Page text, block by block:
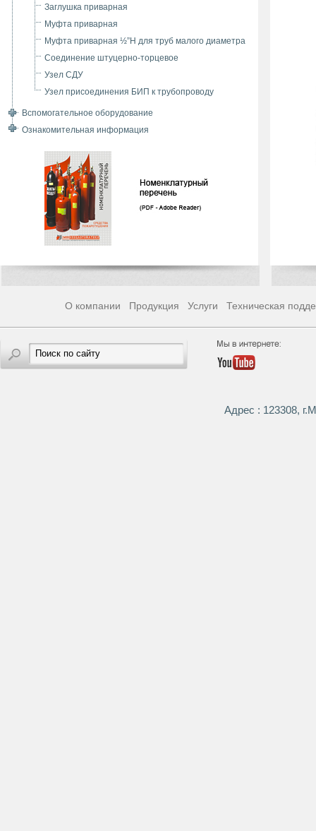
Заглушка приварная
Муфта приварная
Муфта приварная ½”Н для труб малого диаметра
Соединение штуцерно-торцевое
Узел СДУ
Узел присоединения БИП к трубопроводу
Вспомогательное оборудование
Ознакомительная информация
О компании Продукция Услуги Техническая
Адрес : 123308,